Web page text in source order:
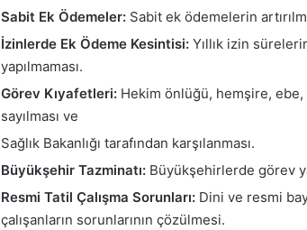
Sabit Ek Ödemeler: Sabit ek ödemelerin
İzinlerde Ek Ödeme Kesintisi: Yıllık izin
yapılmaması.
Görev Kıyafetleri: Hekim önlüğü, hemşire, ebe,
sayılması ve
Sağlık Bakanlığı tarafından karşılanması.
Büyükşehir Tazminatı: Büyükşehirlerde görev
Resmi Tatil Çalışma Sorunları: Dini ve resmi
çalışanların sorunlarının çözülmesi.